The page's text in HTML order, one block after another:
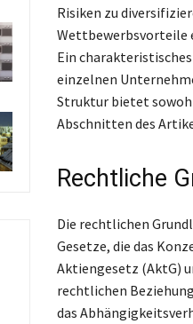
Risiken zu
Wettbewerbsvorteile
Ein
einzelnen
Struktur bietet
Abschnitten des
Rechtliche
Die rechtlichen
Gesetze, die das
Aktiengesetz (AktG)
rechtlichen
das